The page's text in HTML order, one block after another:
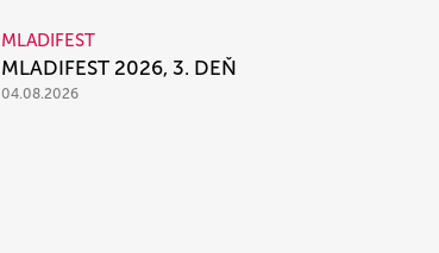
MLADIFEST
MLADIFEST 2026, 3. DEŇ
04.08.2026